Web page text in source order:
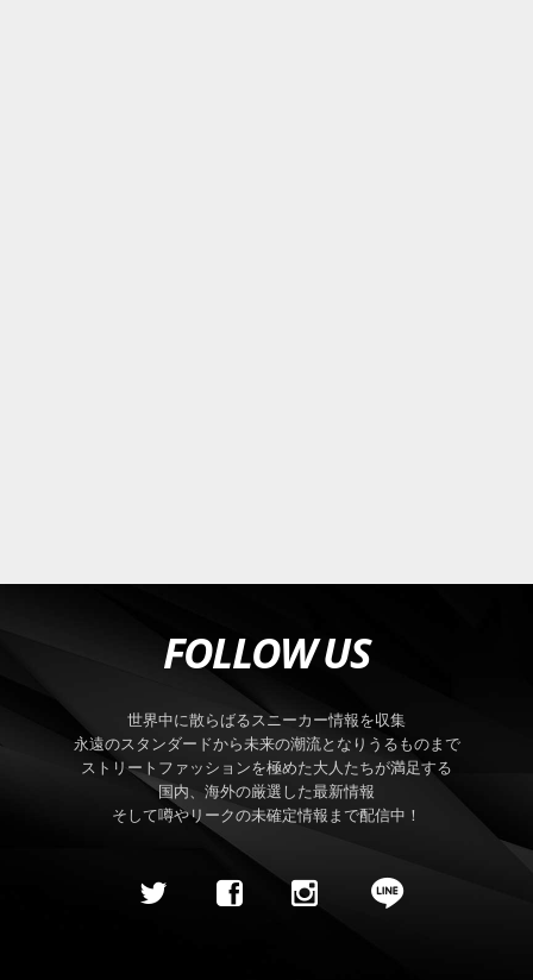
FOLLOW US
世界中に散らばるスニーカー情報を収集
永遠のスタンダードから未来の潮流となりうるものまで
ストリートファッションを極めた大人たちが満足する
国内、海外の厳選した最新情報
そして噂やリークの未確定情報まで配信中！